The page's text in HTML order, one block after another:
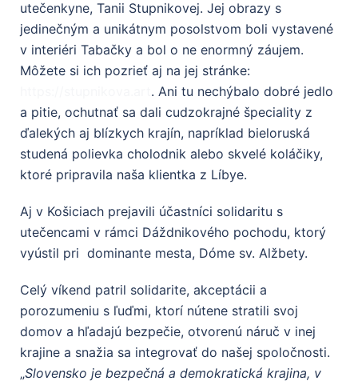
utečenkyne, Tanii Stupnikovej. Jej obrazy s
jedinečným a unikátnym posolstvom boli vystavené
v interiéri Tabačky a bol o ne enormný záujem.
Môžete si ich pozrieť aj na jej stránke:
. Ani tu nechýbalo dobré jedlo
a pitie, ochutnať sa dali cudzokrajné špeciality z
ďalekých aj blízkych krajín, napríklad bieloruská
studená polievka cholodnik alebo skvelé koláčiky,
ktoré pripravila naša klientka z Líbye.
Aj v Košiciach prejavili účastníci solidaritu s
utečencami v rámci Dáždnikového pochodu, ktorý
vyústil pri dominante mesta, Dóme sv. Alžbety.
Celý víkend patril solidarite, akceptácii a
porozumeniu s ľuďmi, ktorí nútene stratili svoj
domov a hľadajú bezpečie, otvorenú náruč v inej
krajine a snažia sa integrovať do našej spoločnosti.
„Slovensko je bezpečná a demokratická krajina, v